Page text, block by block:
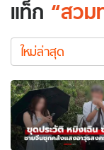
แท็ก สวม
สวม
ทะเบียน
บ้าน
ใหม่
ล่าสุด
ใหม่ล่าสุด